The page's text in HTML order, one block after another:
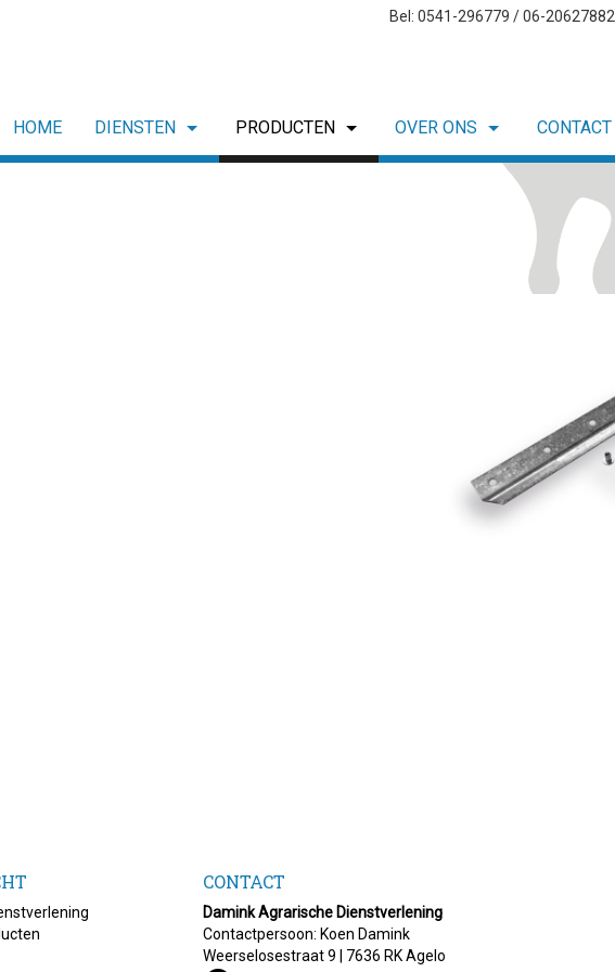
Bel: 0541-296779 / 06-20627882
HOME DIENSTEN PRODUCTEN OVER ONS CONTACT
CONTACT
Damink Agrarische Dienstverlening
Contactpersoon: Koen Damink
Weerselosestraat 9 | 7636 RK Agelo